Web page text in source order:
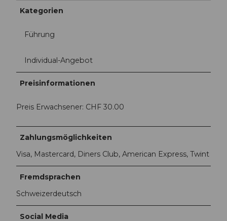
Kategorien
Führung
Individual-Angebot
Preisinformationen
Preis Erwachsener: CHF 30.00
Zahlungsmöglichkeiten
Visa, Mastercard, Diners Club, American Express, Twint
Fremdsprachen
Schweizerdeutsch
Social Media